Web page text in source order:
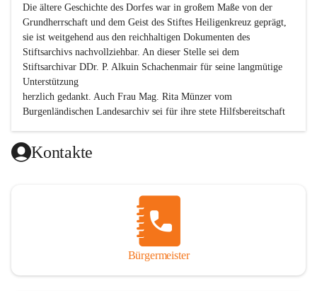
Die ältere Geschichte des Dorfes war in großem Maße von der
Grundherrschaft und dem Geist des Stiftes Heiligenkreuz geprägt,
sie ist weitgehend aus den reichhaltigen Dokumenten des
Stiftsarchivs nachvollziehbar. An dieser Stelle sei dem
Stiftsarchivar DDr. P. Alkuin Schachenmair für seine langmütige
Unterstützung
herzlich gedankt. Auch Frau Mag. Rita Münzer vom
Burgenländischen Landesarchiv sei für ihre stete Hilfsbereitschaft
Dank gilt den Textautoren dieser Chronik, dem kleinen
Redaktionsteam, für die gute Zusammenarbeit.
gedankt werden, die durch ihre Erinnerungen, Informationen und
durch das Überlassen von Fotos und Dokumenten zum Gesamtbild
dieses Buches wesentlich beigetragen haben.
Der Zeitdruck war enorm, um das Werk auch zeitgerecht für das
Jubiläumsjahr abschließen zu können. Daher mag um Nachsicht
Kontakte
Bürgermeister